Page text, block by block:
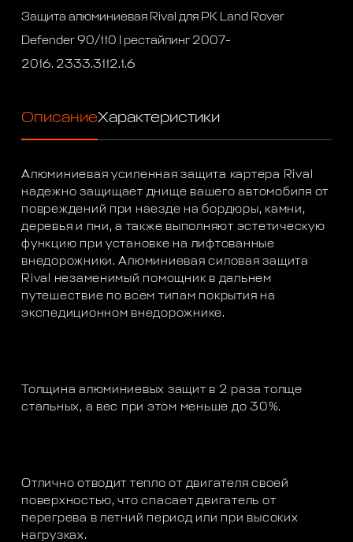
Защита алюминиевая Rival для РК Land Rover
Defender 90/110 I рестайлинг 2007-
2016. 2333.3112.1.6
ОписаниеХарактеристики
Алюминиевая усиленная защита картера Rival
надежно защищает днище вашего автомобиля от
повреждений при наезде на бордюры, камни,
деревья и пни, а также выполняют эстетическую
функцию при установке на лифтованные
внедорожники. Алюминиевая силовая защита
Rival незаменимый помощник в дальнем
путешествие по всем типам покрытия на
экспедиционном внедорожнике.
Толщина алюминиевых защит в 2 раза толще
стальных, а вес при этом меньше до 30%.
Отлично отводит тепло от двигателя своей
поверхностью, что спасает двигатель от
перегрева в летний период или при высоких
нагрузках.